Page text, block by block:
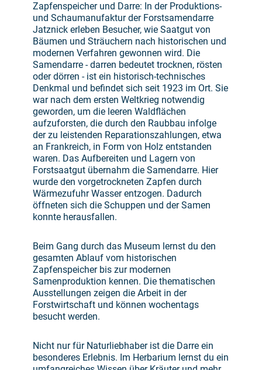
Zapfenspeicher und Darre: In der Produktions-
und Schaumanufaktur der Forstsamendarre
Jatznick erleben Besucher, wie Saatgut von
Bäumen und Sträuchern nach historischen und
modernen Verfahren gewonnen wird. Die
Samendarre - darren bedeutet trocknen, rösten
oder dörren - ist ein historisch-technisches
Denkmal und befindet sich seit 1923 im Ort. Sie
war nach dem ersten Weltkrieg notwendig
geworden, um die leeren Waldflächen
aufzuforsten, die durch den Raubbau infolge
der zu leistenden Reparationszahlungen, etwa
an Frankreich, in Form von Holz entstanden
waren. Das Aufbereiten und Lagern von
Forstsaatgut übernahm die Samendarre. Hier
wurde den vorgetrockneten Zapfen durch
Wärmezufuhr Wasser entzogen. Dadurch
öffneten sich die Schuppen und der Samen
konnte herausfallen.
Beim Gang durch das Museum lernst du den
gesamten Ablauf vom historischen
Zapfenspeicher bis zur modernen
Samenproduktion kennen. Die thematischen
Ausstellungen zeigen die Arbeit in der
Forstwirtschaft und können wochentags
besucht werden.
Nicht nur für Naturliebhaber ist die Darre ein
besonderes Erlebnis. Im Herbarium lernst du ein